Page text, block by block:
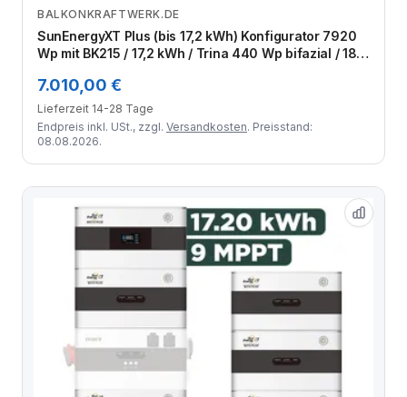
Zum Angebot
BALKONKRAFTWERK.DE
SunEnergyXT Plus (bis 17,2 kWh) Konfigurator 7920
Wp mit BK215 / 17,2 kWh / Trina 440 Wp bifazial / 18
7.010,00 €
Lieferzeit 14-28 Tage
Endpreis inkl. USt., zzgl. Versandkosten. Preisstand:
08.08.2026.